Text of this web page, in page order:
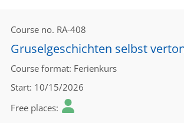
Course no. RA-408
Gruselgeschichten selbst
Course format Ferienkurs
Start 10/15/2026
Free places